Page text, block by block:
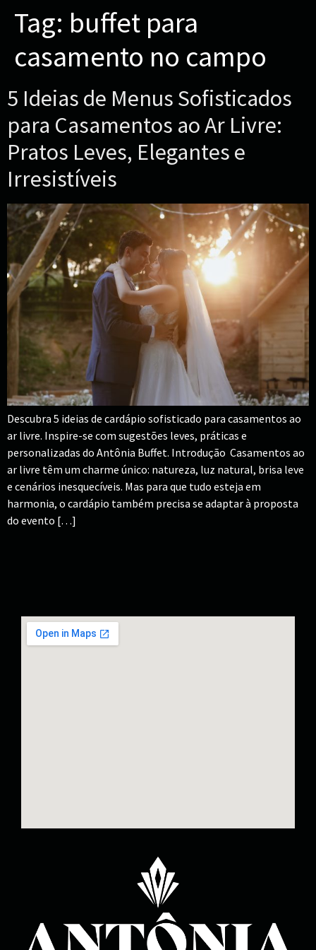
Tag: buffet para
casamento no campo
5 Ideias de Menus Sofisticados
para Casamentos ao Ar Livre:
Pratos Leves, Elegantes e
Irresistíveis
Descubra 5 ideias de cardápio sofisticado para casamentos ao
ar livre. Inspire-se com sugestões leves, práticas e
personalizadas do Antônia Buffet. Introdução Casamentos ao
ar livre têm um charme único: natureza, luz natural, brisa leve
e cenários inesquecíveis. Mas para que tudo esteja em
harmonia, o cardápio também precisa se adaptar à proposta
do evento […]